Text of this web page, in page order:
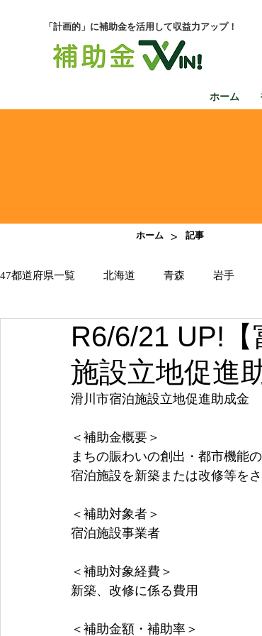
「計画的」に補助金を活用して収益力アップ！
ホーム
ホーム > 記事
47都道府県一覧 北海道 青森 岩手
千葉 東京 神奈川 新潟
三重 京都 大阪
R6/6/21 UP!
施設立地促進
滑川市宿泊施設立地促進助成金
＜補助金概要＞
まちの賑わいの創出・都市機能
宿泊施設を新築または改修等を
＜補助対象者＞
宿泊施設事業者
＜補助対象経費＞
新築、改修に係る費用
＜補助金額・補助率＞